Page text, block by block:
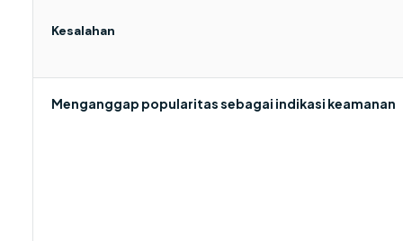
Kesalahan
Menganggap popularitas sebagai indikasi keamanan